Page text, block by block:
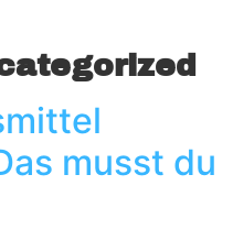
musst du